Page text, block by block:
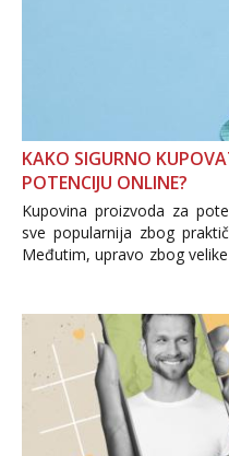
KAKO SIGURNO
POTENCIJU ONLINE?
Kupovina proizvoda za
sve popularnija zbog
Međutim, upravo zbog
i brojni krivotvoreni